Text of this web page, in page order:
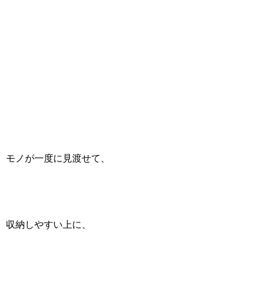
モノが一度に見渡せて、
収納しやすい上に、